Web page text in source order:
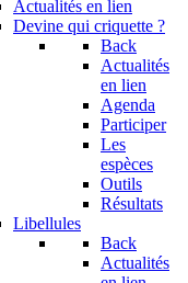
Actualités en lien
Devine qui criquette ?
Back
Actualités
en lien
Agenda
Participer
Les
espèces
Outils
Résultats
Libellules
Back
Actualités